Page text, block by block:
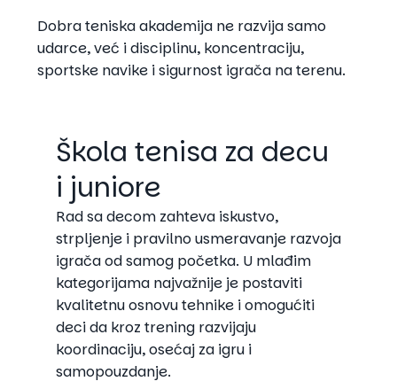
Dobra teniska akademija ne razvija samo
udarce, već i disciplinu, koncentraciju,
sportske navike i sigurnost igrača na terenu.
Škola tenisa za decu
i juniore
Rad sa decom zahteva iskustvo,
strpljenje i pravilno usmeravanje razvoja
igrača od samog početka. U mlađim
kategorijama najvažnije je postaviti
kvalitetnu osnovu tehnike i omogućiti
deci da kroz trening razvijaju
koordinaciju, osećaj za igru i
samopouzdanje.